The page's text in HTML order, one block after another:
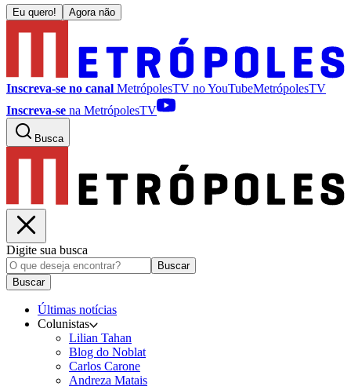
Eu quero! Agora não
Inscreva-se no canal MetrópolesTV noYouTubeMetrópolesTV
Inscreva-se na MetrópolesTV
Busca
Digite sua busca
Buscar
Buscar
Últimas notícias
Colunistas
Lilian Tahan
Blog do Noblat
Carlos Carone
Andreza Matais